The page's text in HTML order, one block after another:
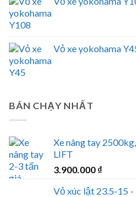
Vỏ xe yokohama
BÁN CHẠY NHẤT
Xe nâng tay
LIFT
3.900.000 ₫
Vỏ xúc lật 23.5-15